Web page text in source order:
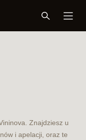
Znajdziesz u
i apelacji, oraz te